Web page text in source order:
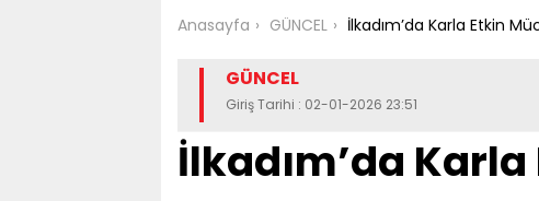
Anasayfa GÜNCEL İlkadım’da Karla Etkin
GÜNCEL
Giriş Tarihi : 02-01-2026 23:51
İlkadım’da